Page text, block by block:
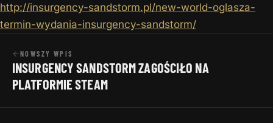
http://insurgency-sandstorm.pl/new-world-oglasza-
termin-wydania-insurgency-sandstorm/
NOWSZY WPIS
INSURGENCY SANDSTORM ZAGOŚCIŁO NA
PLATFORMIE STEAM